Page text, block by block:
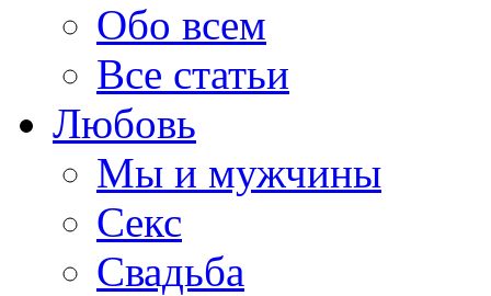
Обо всем
Все статьи
Любовь
Мы и мужчины
Секс
Свадьба